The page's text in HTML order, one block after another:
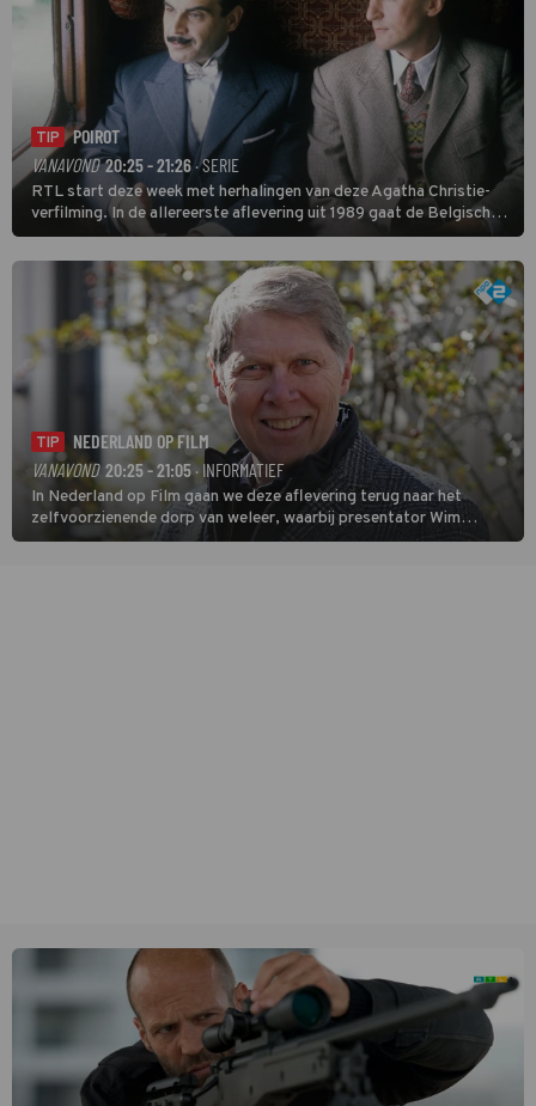
TIP
POIROT
VANAVOND 20:25 - 21:26 · SERIE
RTL start deze week met herhalingen van deze Agatha Christie-
verfilming. In de allereerste aflevering uit 1989 gaat de Belgische
speurder op zoek naar een vermiste kok. Poirot raakt al snel
verwikkeld in een moordzaak. (HH)
TIP
NEDERLAND OP FILM
VANAVOND 20:25 - 21:05· INFORMATIEF
In Nederland op Film gaan we deze aflevering terug naar het
zelfvoorzienende dorp van weleer, waarbij presentator Wim
Daniëls de kijkers meeneemt op reis door de tijd aan de hand van